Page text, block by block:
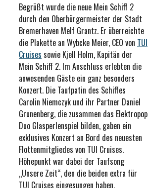
Begrüßt wurde die neue Mein Schiff 2
durch den Oberbürgermeister der Stadt
Bremerhaven Melf Grantz. Er überreichte
die Plakette an Wybcke Meier, CEO von TUI
Cruises sowie Kjell Holm, Kapitän der
Mein Schiff 2. Im Anschluss erlebten die
anwesenden Gäste ein ganz besonders
Konzert. Die Taufpatin des Schiffes
Carolin Niemczyk und ihr Partner Daniel
Grunenberg, die zusammen das Elektropop
Duo Glasperlenspiel bilden, gaben ein
exklusives Konzert an Bord des neuesten
Flottenmitgliedes von TUI Cruises.
Höhepunkt war dabei der Taufsong
„Unsere Zeit“, den die beiden extra für
TUI Cruises eingesungen haben.